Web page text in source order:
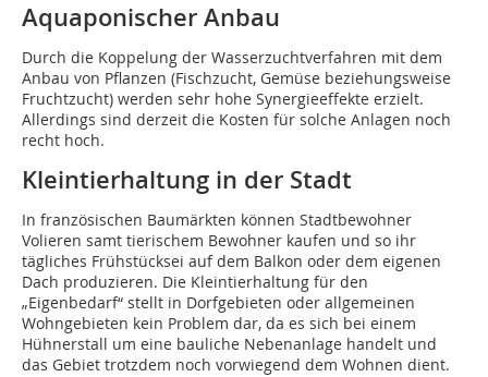
Aquaponischer Anbau
Durch die Koppelung der Wasserzuchtverfahren mit dem
Anbau von Pflanzen (Fischzucht, Gemüse beziehungsweise
Fruchtzucht) werden sehr hohe Synergieeffekte erzielt.
Allerdings sind derzeit die Kosten für solche Anlagen noch
recht hoch.
Kleintierhaltung in der Stadt
In französischen Baumärkten können Stadtbewohner
Volieren samt tierischem Bewohner kaufen und so ihr
tägliches Frühstücksei auf dem Balkon oder dem eigenen
Dach produzieren. Die Kleintierhaltung für den
„Eigenbedarf“ stellt in Dorfgebieten oder allgemeinen
Wohngebieten kein Problem dar, da es sich bei einem
Hühnerstall um eine bauliche Nebenanlage handelt und
das Gebiet trotzdem noch vorwiegend dem Wohnen dient.